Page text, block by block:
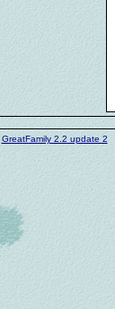
GreatFamily 2.2 update 2